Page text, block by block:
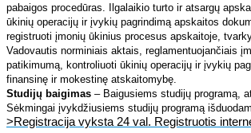
pabaigos procedūras. Ilgalaikio turto ir atsargų
ūkinių operacijų ir įvykių pagrindimą apskaitos
registruoti įmonių ūkinius procesus apskaitoje,
Vadovautis norminiais aktais, reglamentuojančiais
patikimumą, kontroliuoti ūkinių operacijų ir įvykių
finansinę ir mokestinę atskaitomybę.
Studijų baigimas – Baigusiems studijų programą,
Sėkmingai įvykdžiusiems studijų programą
>Registracija vyksta 24 val. Registruotis